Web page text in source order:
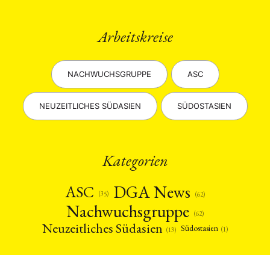
Arbeitskreise
NACHWUCHSGRUPPE ASC
NEUZEITLICHES SÜDASIEN SÜDOSTASIEN
Kategorien
ASC
(35) DGA News (62)
Nachwuchsgruppe (62)
Neuzeitliches Südasien (13) Südostasien (1)